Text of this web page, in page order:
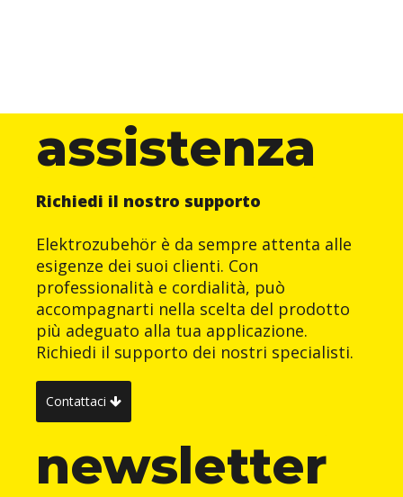
assistenza
Richiedi il nostro supporto
Elektrozubehör è da sempre attenta alle
esigenze dei suoi clienti. Con
professionalità e cordialità, può
accompagnarti nella scelta del prodotto
più adeguato alla tua applicazione.
Richiedi il supporto dei nostri specialisti.
Contattaci
newsletter